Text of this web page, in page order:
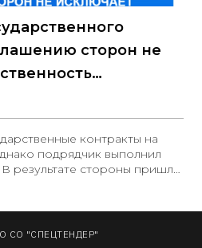
сторон не
контракты на
подрядчик выполнил
результате стороны пришли
контракт, стоимость
Суды признали
СО "СПЕЦТЕНДЕР"